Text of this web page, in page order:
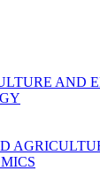
AND